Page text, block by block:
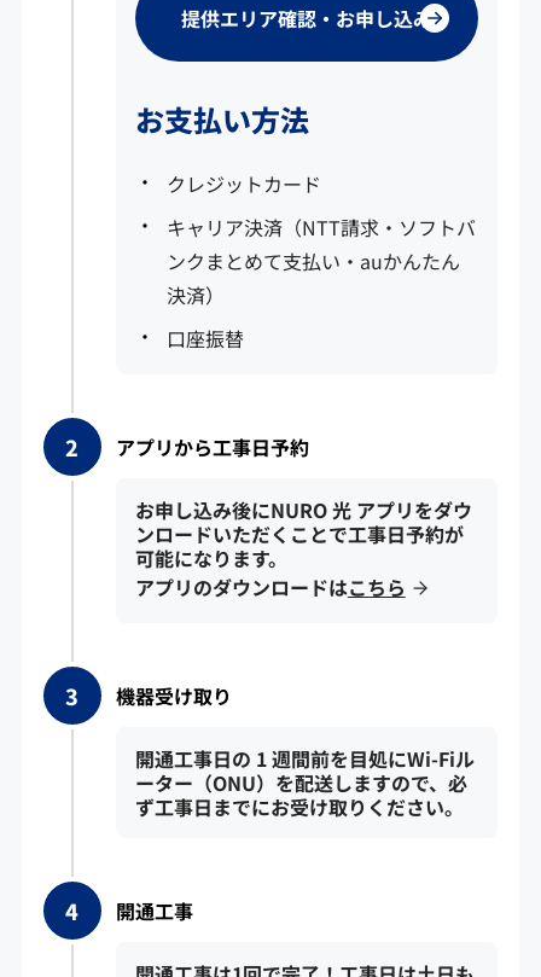
提供エリア確認・お申し込み
お支払い方法
クレジットカード
キャリア決済（NTT請求・ソフトバ
ンクまとめて支払い・auかんたん
決済）
口座振替
アプリから工事日予約
お申し込み後にNURO 光 アプリをダウ
ンロードいただくことで工事日予約が
可能になります。
アプリのダウンロードはこちら
機器受け取り
開通工事日の 1 週間前を目処にWi-Fiル
ーター（ONU）を配送しますので、必
ず工事日までにお受け取りください。
開通工事